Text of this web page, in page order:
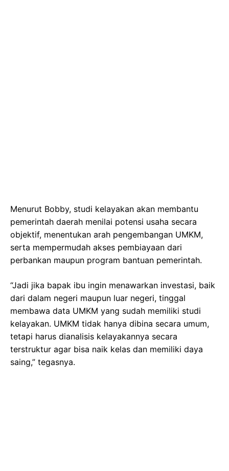
Menurut Bobby, studi kelayakan akan membantu
pemerintah daerah menilai potensi usaha secara
objektif, menentukan arah pengembangan UMKM,
serta mempermudah akses pembiayaan dari
perbankan maupun program bantuan pemerintah.
“Jadi jika bapak ibu ingin menawarkan investasi, baik
dari dalam negeri maupun luar negeri, tinggal
membawa data UMKM yang sudah memiliki studi
kelayakan. UMKM tidak hanya dibina secara umum,
tetapi harus dianalisis kelayakannya secara
terstruktur agar bisa naik kelas dan memiliki daya
saing,” tegasnya.